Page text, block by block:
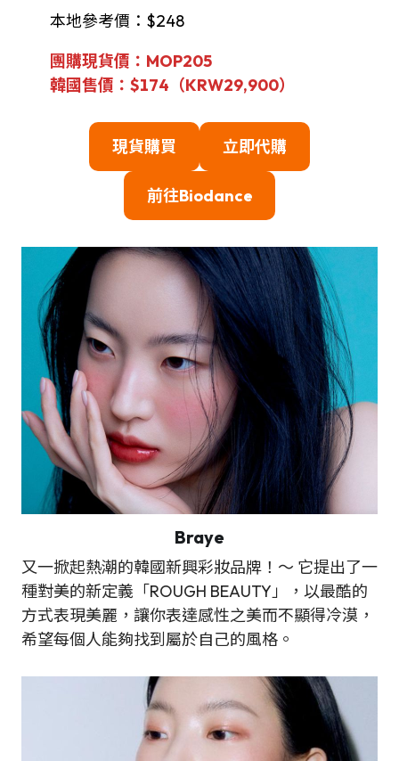
本地參考價：$248
團購現貨價：MOP205
韓國售價：$174（KRW29,900）
現貨購買 立即代購
前往Biodance
Braye
又一掀起熱潮的韓國新興彩妝品牌！～ 它提出了一
種對美的新定義「ROUGH BEAUTY」，以最酷的
方式表現美麗，讓你表達感性之美而不顯得冷漠，
希望每個人能夠找到屬於自己的風格。